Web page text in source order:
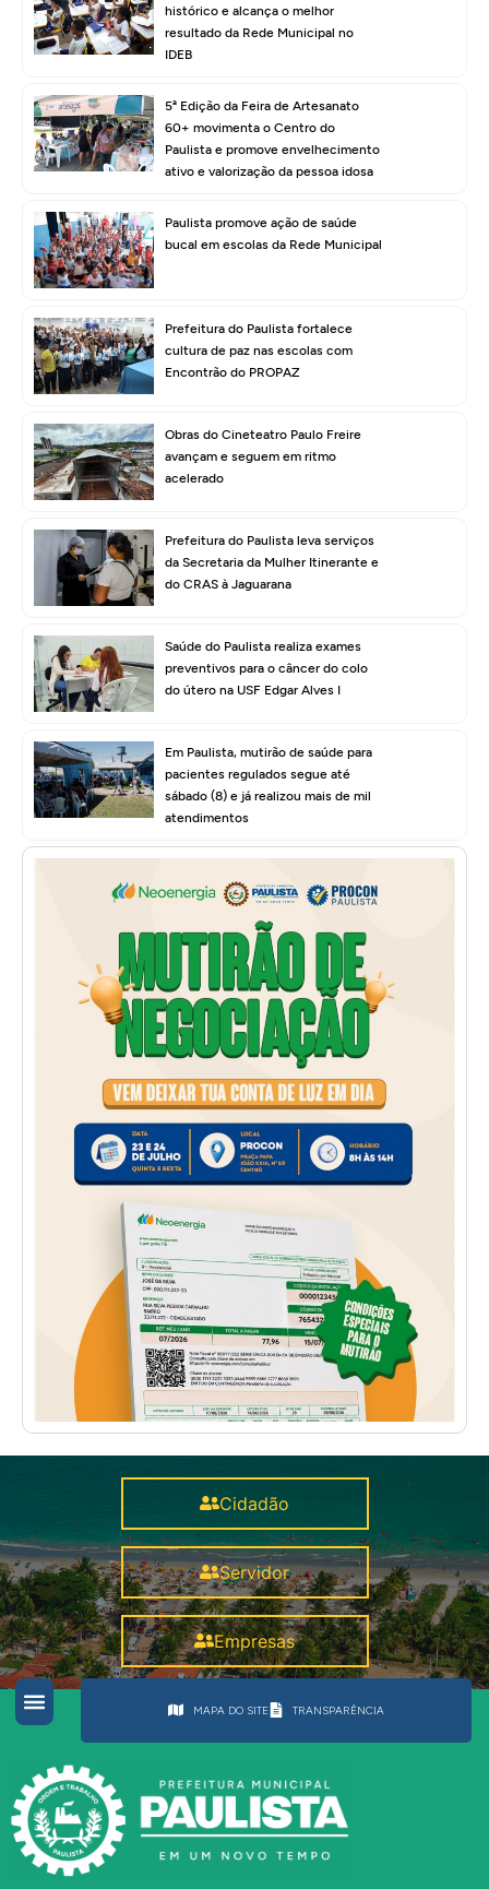
histórico e alcança o melhor
resultado da Rede Municipal no
IDEB
5ª Edição da Feira de Artesanato
60+ movimenta o Centro do
Paulista e promove envelhecimento
ativo e valorização da pessoa idosa
Paulista promove ação de saúde
bucal em escolas da Rede Municipal
Prefeitura do Paulista fortalece
cultura de paz nas escolas com
Encontrão do PROPAZ
Obras do Cineteatro Paulo Freire
avançam e seguem em ritmo
acelerado
Prefeitura do Paulista leva serviços
da Secretaria da Mulher Itinerante e
do CRAS à Jaguarana
Saúde do Paulista realiza exames
preventivos para o câncer do colo
do útero na USF Edgar Alves I
Em Paulista, mutirão de saúde para
pacientes regulados segue até
sábado (8) e já realizou mais de mil
atendimentos
Cidadão
Servidor
Empresas
MAPA DO SITE TRANSPARÊNCIA